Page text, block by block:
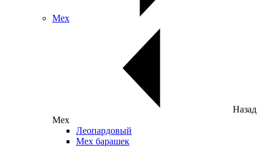
Мех
Назад
Мех
Леопардовый
Мех барашек